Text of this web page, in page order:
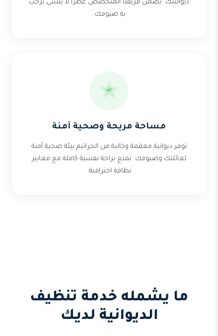
ديوانيتك. يضمن فريقنا المتخصص عطرا لا يُنسى يرحب
به ضيوفك.
مساحة مريحة وصحية آمنة
توفر ديوانية معقمة وخالية من الجراثيم بيئة صحية آمنة
لعائلتك وضيوفك. تمتع براحة نفسية كاملة مع معايير
نظافة احترافية.
ما يشمله خدمة تنظيف
الديوانية لديك